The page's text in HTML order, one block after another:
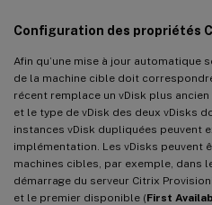
Configuration des propriétés
Afin qu’une mise à jour
de la machine cible doit
récent remplace un vDisk plus
et le type de vDisk des deux vDisks
instances vDisk dupliquées peuvent
implémentation. Les vDisks peuvent
machines cibles, par exemple, dans
démarrage du serveur Citrix
et le premier disponible (First